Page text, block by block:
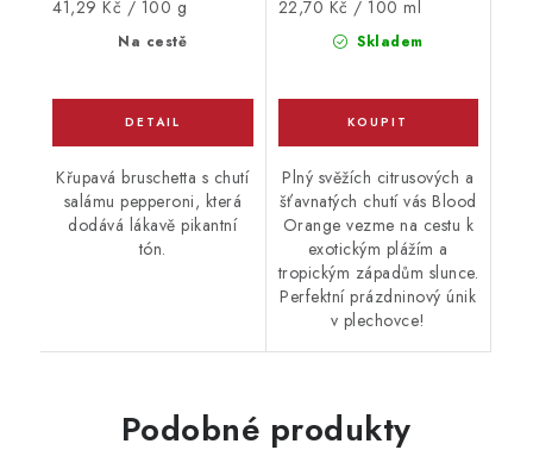
Na cestě
Měrná
41,29 Kč / 100 g
Křupavá bruschetta s chutí
salámu pepperoni, která
dodává lákavě pikantní
tón.
Skladem
Měrná
22,70 Kč / 100 ml
Plný svěžích citrusových a
šťavnatých chutí vás Blood
Orange vezme na cestu k
exotickým plážím a
tropickým západům slunce.
Perfektní prázdninový únik
v plechovce!
Podobné produkty